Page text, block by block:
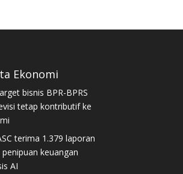
Ekonomi
bisnis BPR-BPRS
tetap kontributif ke
terima 1.379 laporan
keuangan
AI